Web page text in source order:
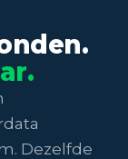
Dezelfde